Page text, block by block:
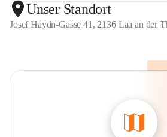
Unser Standort
Josef Haydn-Gasse 41, 2136 Laa an der